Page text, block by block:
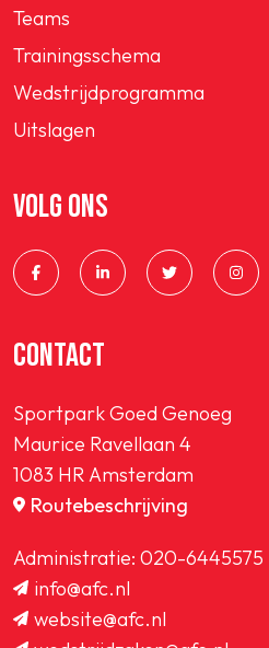
Wedstrijdprogramma
Uitslagen
VOLG ONS
CONTACT
Sportpark Goed Genoeg
1083 HR Amsterdam
Routebeschrijving
Administratie:
020-6445575
website@afc.nl
wedstrijdzaken@afc.nl
ledenadministratie@afc.nl